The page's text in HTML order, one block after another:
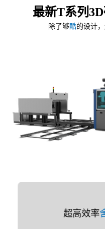
最新T系列3D
除了够酷的设计
超高效率